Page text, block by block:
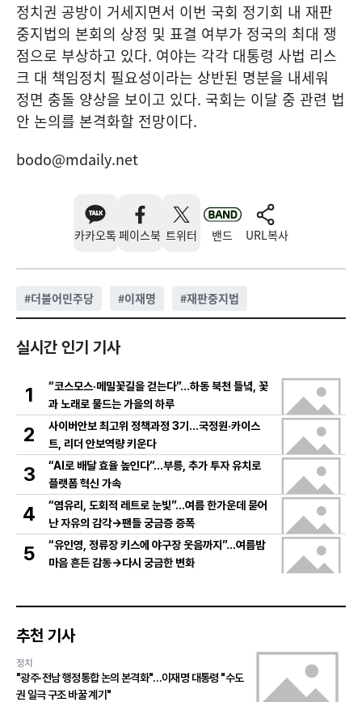
정치권 공방이 거세지면서 이번 국회 정기회 내 재판
중지법의 본회의 상정 및 표결 여부가 정국의 최대 쟁
점으로 부상하고 있다. 여야는 각각 대통령 사법 리스
크 대 책임정치 필요성이라는 상반된 명분을 내세워
정면 충돌 양상을 보이고 있다. 국회는 이달 중 관련 법
안 논의를 본격화할 전망이다.
bodo@mdaily.net
카카오톡 페이스북 트위터 밴드 URL복사
#더불어민주당 #이재명 #재판중지법
실시간 인기 기사
1
“코스모스·메밀꽃길을 걷는다”…하동 북천 들녘, 꽃
과 노래로 물드는 가을의 하루
2
사이버안보 최고위 정책과정 3기…국정원·카이스
트, 리더 안보역량 키운다
3
“AI로 배달 효율 높인다”…부릉, 추가 투자 유치로
플랫폼 혁신 가속
4
“염유리, 도회적 레트로 눈빛”…여름 한가운데 묻어
난 자유의 감각→팬들 궁금증 증폭
5
“유인영, 정류장 키스에 야구장 웃음까지”…여름밤
마음 흔든 감동→다시 궁금한 변화
추천 기사
정치
"광주·전남 행정통합 논의 본격화"…이재명 대통령 "수도
권 일극 구조 바꿀 계기"